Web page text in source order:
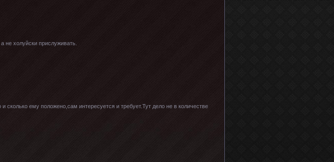
не холуйски прислуживать.
сколько ему положено,сам интересуется и требует.Тут дело не в количестве